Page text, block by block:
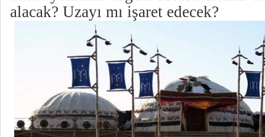
alacak? Uzayı mı işaret edecek?